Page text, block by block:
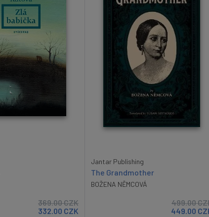
369.00CZK
332.00 CZK
Jantar Publishing
The Grandmother
BOŽENA NĚMCOVÁ
499.00
449.00